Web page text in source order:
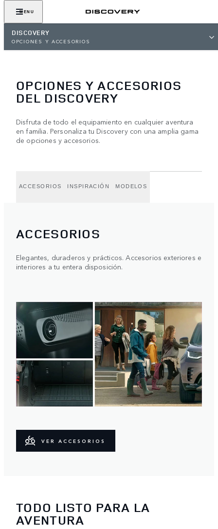
MENU
DISCOVERY
OPCIONES Y ACCESORIOS
OPCIONES Y ACCESORIOS
DEL DISCOVERY
Disfruta de todo el equipamiento en cualquier aventura
en familia. Personaliza tu Discovery con una amplia gama
de opciones y accesorios.
ACCESORIOS INSPIRACIÓN MODELOS
ACCESORIOS
Elegantes, duraderos y prácticos. Accesorios exteriores e
interiores a tu entera disposición.
VER ACCESORIOS
TODO LISTO PARA LA
AVENTURA